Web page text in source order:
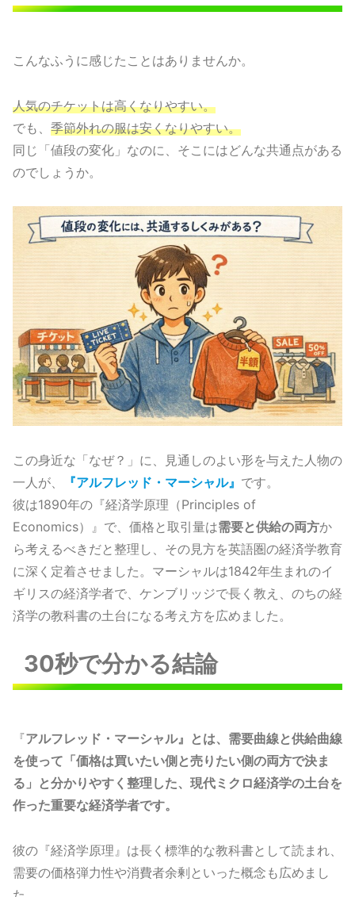
こんなふうに感じたことはありませんか。
人気のチケットは高くなりやすい。
でも、 季節外れの服は安くなりやすい。
同じ「値段の変化」なのに、そこにはどんな共通点がある
のでしょうか。
この身近な「なぜ？」に、見通しのよい形を与えた人物の
一人が、
『アルフレッド・マーシャル』 です。
彼は1890年の『経済学原理（Principles of
Economics）』で、価格と取引量は需要と供給の両方か
ら考えるべきだと整理し、その見方を英語圏の経済学教育
に深く定着させました。マーシャルは1842年生まれのイ
ギリスの経済学者で、ケンブリッジで長く教え、のちの経
済学の教科書の土台になる考え方を広めました。
30秒で分かる結論
『アルフレッド・マーシャル』とは、需要曲線と供給曲線
を使って「価格は買いたい側と売りたい側の両方で決ま
る」と分かりやすく整理した、現代ミクロ経済学の土台を
作った重要な経済学者です。
彼の『経済学原理』は長く標準的な教科書として読まれ、
需要の価格弾力性や消費者余剰といった概念も広めまし